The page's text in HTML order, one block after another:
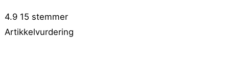
4.9 15 stemmer
Artikkelvurdering